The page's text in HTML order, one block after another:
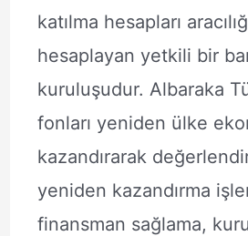
katılma hesapları
hesaplayan yetkili bir
kuruluşudur. Albaraka
fonları yeniden ülke
kazandırarak
yeniden kazandırma
finansman sağlama,